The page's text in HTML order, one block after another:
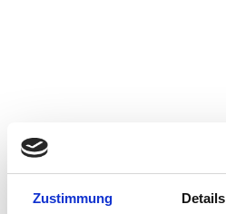
Zustimmung Details
Corporate-Medienmitteilungen
30.07.2026